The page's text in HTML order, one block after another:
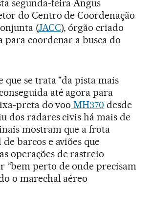
segunda-feira Angus
do Centro de Coordenação
(JACC), órgão criado
para coordenar a busca do
que se trata "da pista mais
até agora para
preta do voo MH370 desde
dos radares civis há mais de
mostram que a frota
barcos e aviões que
operações de rastreio
“bem perto de onde precisam
o marechal aéreo